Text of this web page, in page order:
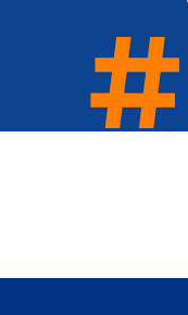
#
#
#
#
#
#
#
#
#
#